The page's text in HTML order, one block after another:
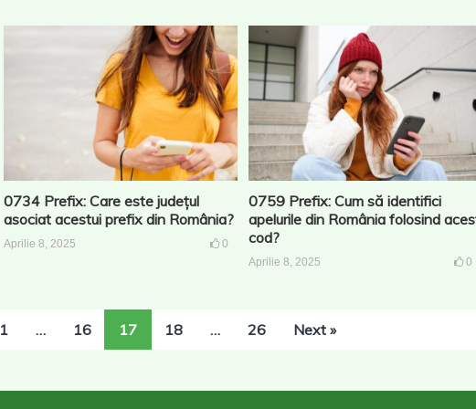
0734 Prefix: Care este județul
asociat acestui prefix din România?
Aprilie 8, 2025 0
0759 Prefix: Cum să identifici
apelurile din România folosind
cod?
Aprilie 8, 2025 0
1 … 16 17 18 … 26 Next »